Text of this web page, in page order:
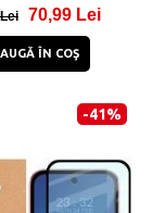
70,99 Lei
ÎN COŞ
-41%